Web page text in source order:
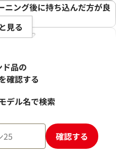
ニング後に持ち込んだ方が良
ますか？
が、査定だけお願いできます
見る
ド品の
確認する
デル名で検索
確認する